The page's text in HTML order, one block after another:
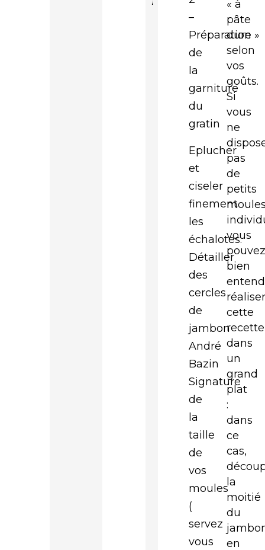
–
Préparation
de
la
garniture
du
gratin
Eplucher
et
ciseler
finement
les
échalotes.
Détailler
des
cercles
de
jambon
André
Bazin
Signature
de
la
taille
de
vos
moules
(
servez
vous
« à
pâte
dure »
selon
vos
goûts.
Si
vous
ne
pas
de
petits
vous
bien
cette
recette
dans
un
grand
plat
:
dans
ce
cas,
la
moitié
du
en